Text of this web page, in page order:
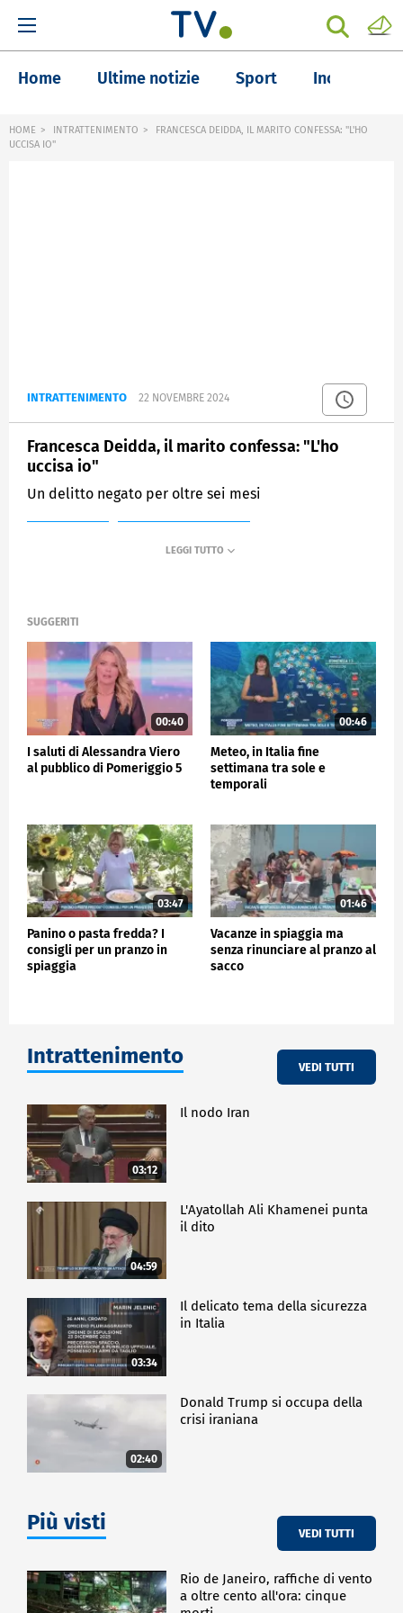
Home Ultime notizie Sport Inchieste
HOME INTRATTENIMENTO
FRANCESCA DEIDDA, IL MARITO CONFESSA: "L'HO
UCCISA IO"
INTRATTENIMENTO 22 NOVEMBRE 2024
Francesca Deidda, il marito confessa: "L'ho
uccisa io"
Un delitto negato per oltre sei mesi
SUGGERITI
00:40
I saluti di Alessandra Viero
al pubblico di Pomeriggio 5
00:46
Meteo, in Italia fine
settimana tra sole e
temporali
03:47
Panino o pasta fredda? I
consigli per un pranzo in
spiaggia
01:46
Vacanze in spiaggia ma
senza rinunciare al pranzo al
sacco
Intrattenimento VEDI TUTTI
03:12
Il nodo Iran
04:59
L'Ayatollah Ali Khamenei punta
il dito
03:34
Il delicato tema della sicurezza
in Italia
02:40
Donald Trump si occupa della
crisi iraniana
Più visti VEDI TUTTI
Rio de Janeiro, raffiche di vento
a oltre cento all'ora: cinque